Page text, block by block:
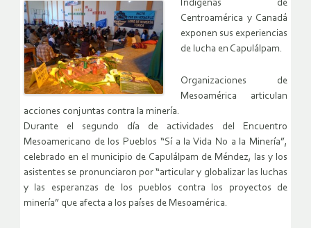
Indígenas de
Centroamérica y Canadá
exponen sus experiencias
de lucha en Capulálpam.
Organizaciones de
Mesoamérica articulan
acciones conjuntas contra la minería.
Durante el segundo día de actividades del Encuentro
Mesoamericano de los Pueblos “Sí a la Vida No a la Minería”,
celebrado en el municipio de Capulálpam de Méndez, las y los
asistentes se pronunciaron por “articular y globalizar las luchas
y las esperanzas de los pueblos contra los proyectos de
minería” que afecta a los países de Mesoamérica.